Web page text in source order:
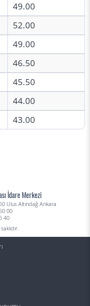
49.00
52.00
49.00
46.50
45.50
44.00
43.00
İdare Merkezi
Ulus Altındağ Ankara
00
40